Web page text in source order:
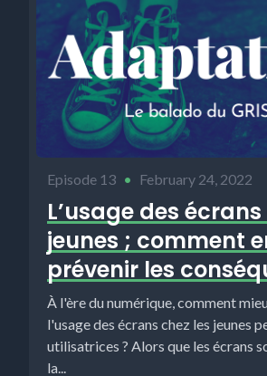
Episode 13 • February 24, 2022
L’usage des
jeunes ; comment
prévenir les
À l'ère du numérique, comment
l'usage des écrans chez les jeunes
utilisatrices ? Alors que les écrans
la...